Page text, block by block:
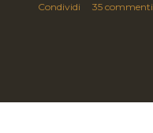
Condividi 35 commenti